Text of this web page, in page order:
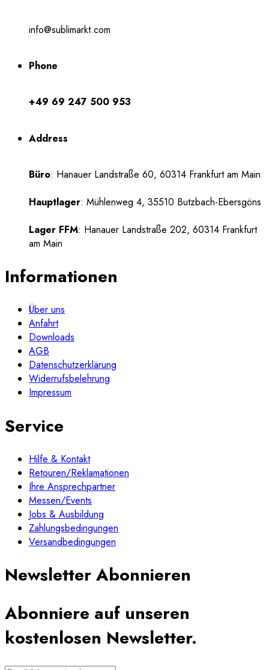
info@sublimarkt.com
Phone
+49 69 247 500 953
Address
Büro: Hanauer Landstraße 60, 60314 Frankfurt am Main
Hauptlager: Mühlenweg 4, 35510 Butzbach-Ebersgöns
Lager FFM: Hanauer Landstraße 202, 60314 Frankfurt
am Main
Informationen
Über uns
Anfahrt
Downloads
AGB
Datenschutzerklärung
Widerrufsbelehrung
Impressum
Service
Hilfe & Kontakt
Retouren/Reklamationen
Ihre Ansprechpartner
Messen/Events
Jobs & Ausbildung
Zahlungsbedingungen
Versandbedingungen
Newsletter Abonnieren
Abonniere auf unseren
kostenlosen Newsletter.